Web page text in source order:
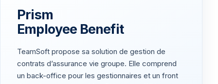
Prism
Employee Benefit
TeamSoft propose sa solution de gestion de
contrats d’assurance vie groupe. Elle comprend
un back-office pour les gestionnaires et un front